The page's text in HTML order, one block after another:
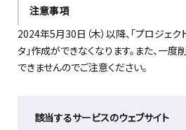
注意事項
2024年5月30日 （木） 以降、「プロジェク
タ」作成ができなくなります。また、一
できませんのでご注意ください。
該当するサービスのウェブサイト